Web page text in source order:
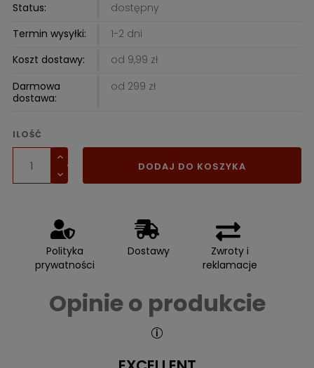
Status:
dostępny
Termin wysyłki:
1-2 dni
Koszt dostawy:
od 9,99 zł
Darmowa
dostawa:
od 299 zł
ILOŚĆ
DODAJ DO KOSZYKA
Polityka
prywatności
Dostawy
Zwroty i
reklamacje
Opinie o produkcie